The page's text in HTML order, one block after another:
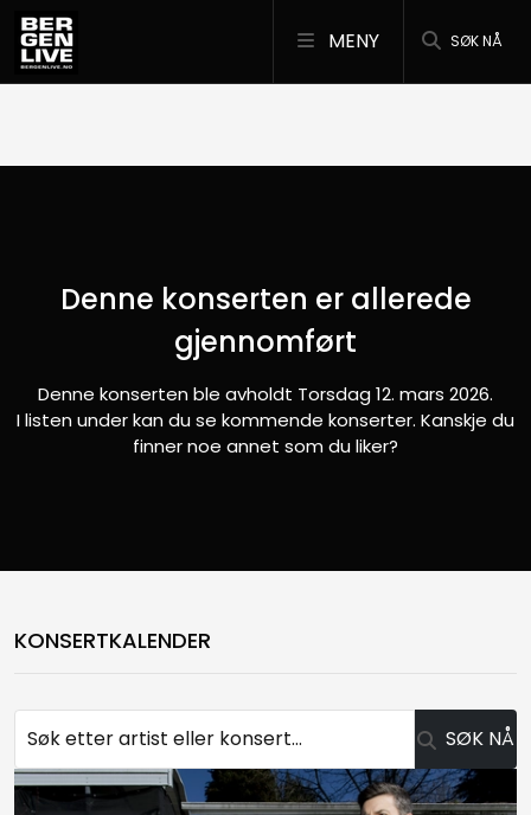
SØK NÅ
MENY
Denne konserten er allerede
gjennomført
Denne konserten ble avholdt Torsdag 12. mars 2026.
I listen under kan du se kommende konserter. Kanskje du
finner noe annet som du liker?
KONSERTKALENDER
SØK NÅ